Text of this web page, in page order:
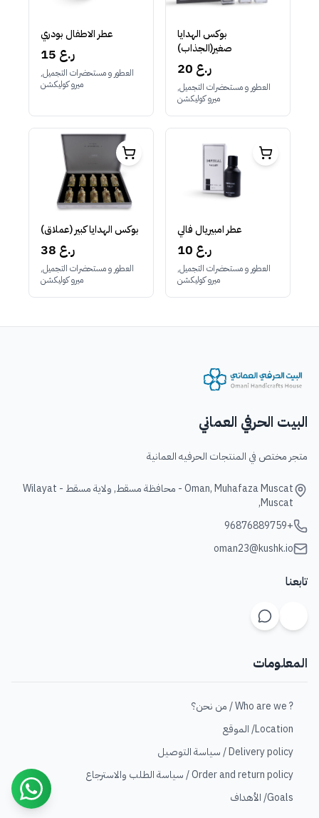
عطر الاطفال بودري
15 ر.ع
العطور و مستحضرات التجميل,
ميرو كوليكشن
بوكس الهدايا
صغير(الجذاب)
20 ر.ع
العطور و مستحضرات التجميل,
ميرو كوليكشن
بوكس الهدايا كبير (عملاق)
38 ر.ع
العطور و مستحضرات التجميل,
ميرو كوليكشن
عطر امبيريال فالي
10 ر.ع
العطور و مستحضرات التجميل,
ميرو كوليكشن
البيت الحرفي العماني
متجر مختص في المنتجات الحرفيه العمانية
Oman, Muhafaza Muscat - محافظة مسقط, ولاية مسقط - Wilayat
Muscat,
+96876889759
oman23@kushk.io
تابعنا
المعلومات
? Who are we / من نحن؟
Location/ الموقع
Delivery policy / سياسة التوصيل
Order and return policy / سياسة الطلب والاسترجاع
Goals/ الأهداف